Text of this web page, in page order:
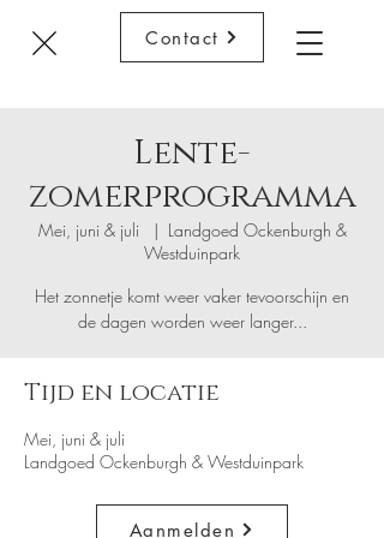
Contact
Lente-
zomerprogramma
Mei, juni & juli
  |
Landgoed Ockenburgh &
Westduinpark
Het zonnetje komt weer vaker tevoorschijn en
de dagen worden weer langer...
Tijd en locatie
Mei, juni & juli
Landgoed Ockenburgh & Westduinpark
Aanmelden